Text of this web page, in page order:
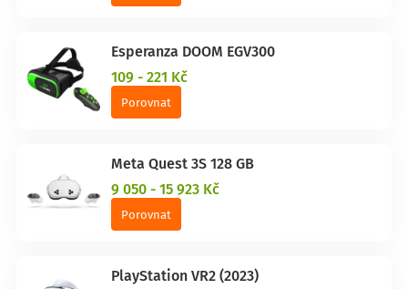
Esperanza DOOM EGV300
109 - 221 Kč
Porovnat
Meta Quest 3S 128 GB
9 050 - 15 923 Kč
Porovnat
PlayStation VR2 (2023)